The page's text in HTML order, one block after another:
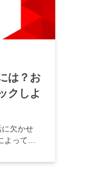
は？お
クしよ
欠かせ
よって、
気になる